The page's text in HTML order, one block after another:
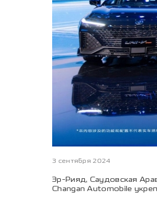
3 сентября 2024
Эр-Рияд, Саудовская
Changan Automobile